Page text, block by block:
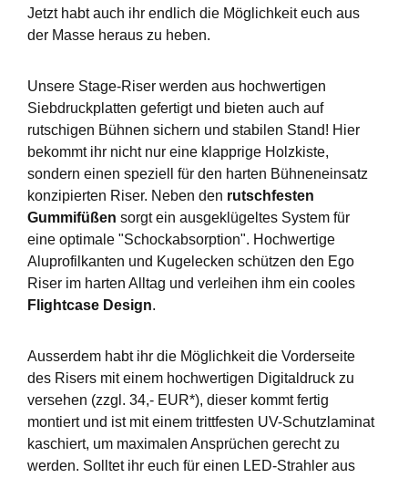
Jetzt habt auch ihr endlich die Möglichkeit euch aus
der Masse heraus zu heben.
Unsere Stage-Riser werden aus hochwertigen
Siebdruckplatten gefertigt und bieten auch auf
rutschigen Bühnen sichern und stabilen Stand! Hier
bekommt ihr nicht nur eine klapprige Holzkiste,
sondern einen speziell für den harten Bühneneinsatz
konzipierten Riser. Neben den rutschfesten
Gummifüßen sorgt ein ausgeklügeltes System für
eine optimale "Schockabsorption". Hochwertige
Aluprofilkanten und Kugelecken schützen den Ego
Riser im harten Alltag und verleihen ihm ein cooles
Flightcase Design.
Ausserdem habt ihr die Möglichkeit die Vorderseite
des Risers mit einem hochwertigen Digitaldruck zu
versehen (zzgl. 34,- EUR*), dieser kommt fertig
montiert und ist mit einem trittfesten UV-Schutzlaminat
kaschiert, um maximalen Ansprüchen gerecht zu
werden. Solltet ihr euch für einen LED-Strahler aus